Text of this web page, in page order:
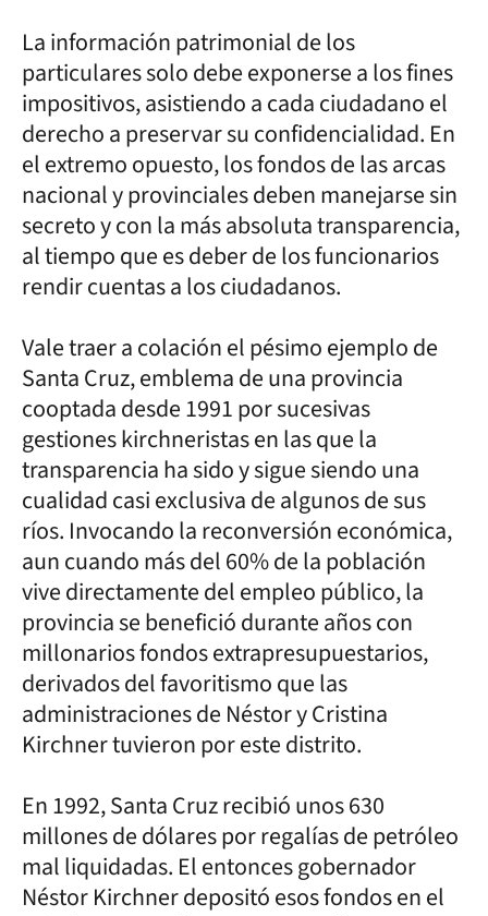
La información patrimonial de los
particulares solo debe exponerse a los fines
impositivos, asistiendo a cada ciudadano el
derecho a preservar su confidencialidad. En
el extremo opuesto, los fondos de las arcas
nacional y provinciales deben manejarse sin
secreto y con la más absoluta transparencia,
al tiempo que es deber de los funcionarios
rendir cuentas a los ciudadanos.
Vale traer a colación el pésimo ejemplo de
Santa Cruz, emblema de una provincia
cooptada desde 1991 por sucesivas
gestiones kirchneristas en las que la
transparencia ha sido y sigue siendo una
cualidad casi exclusiva de algunos de sus
ríos. Invocando la reconversión económica,
aun cuando más del 60% de la población
vive directamente del empleo público, la
provincia se benefició durante años con
millonarios fondos extrapresupuestarios,
derivados del favoritismo que las
administraciones de Néstor y Cristina
Kirchner tuvieron por este distrito.
En 1992, Santa Cruz recibió unos 630
millones de dólares por regalías de petróleo
mal liquidadas. El entonces gobernador
Néstor Kirchner depositó esos fondos en el